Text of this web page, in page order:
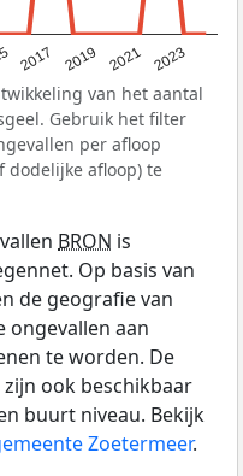
2017 2019 2021 2023
van het aantal
Gebruik het filter
per afloop
dodelijke afloop) te
BRON is
Op basis van
de geografie van
ongevallen aan
te worden. De
ook beschikbaar
buurt niveau. Bekijk
Zoetermeer.